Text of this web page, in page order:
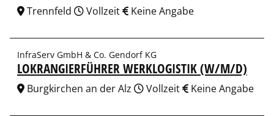
Trennfeld Vollzeit Keine Angabe
InfraServ GmbH & Co. Gendorf KG
LOKRANGIERFÜHRER WERKLOGISTIK (W/M/D)
Burgkirchen an der Alz Vollzeit Keine Angabe